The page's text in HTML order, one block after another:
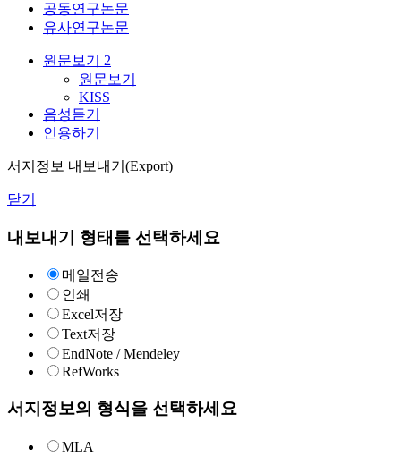
공동연구논문
유사연구논문
원문보기 2
원문보기
KISS
음성듣기
인용하기
서지정보 내보내기(Export)
닫기
내보내기 형태를 선택하세요
메일전송
인쇄
Excel저장
Text저장
EndNote / Mendeley
RefWorks
서지정보의 형식을 선택하세요
MLA